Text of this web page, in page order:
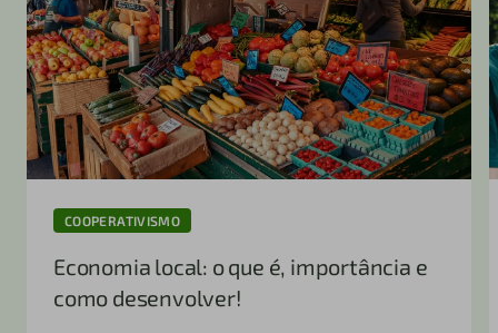
COOPERATIVISMO
Economia local: o que é, importância e
como desenvolver!